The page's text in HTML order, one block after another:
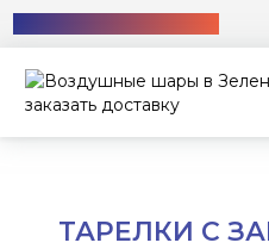
ТАРЕЛКИ С